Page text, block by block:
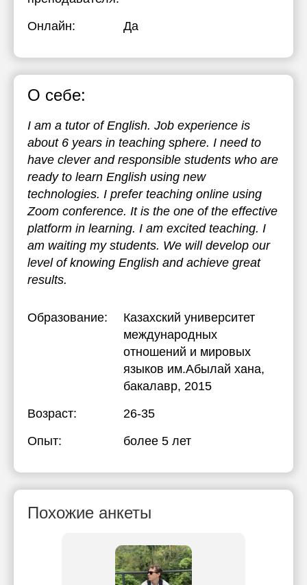
Онлайн: Да
О себе:
I am a tutor of English. Job experience is
about 6 years in teaching sphere. I need to
have clever and responsible students who are
ready to learn English using new
technologies. I prefer teaching online using
Zoom conference. It is the one of the effective
platform in learning. I am excited teaching. I
am waiting my students. We will develop our
level of knowing English and achieve great
results.
Образование:
Казахский университет
международных
отношений и мировых
языков им.Абылай хана,
бакалавр, 2015
Возраст:
26-35
Опыт:
более 5 лет
Похожие анкеты